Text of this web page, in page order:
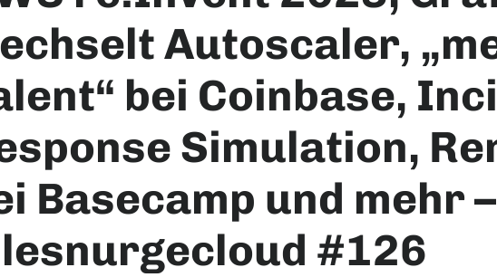
Autoscaler,
bei Coinbase,
Simulation,
Basecamp und mehr –
#126